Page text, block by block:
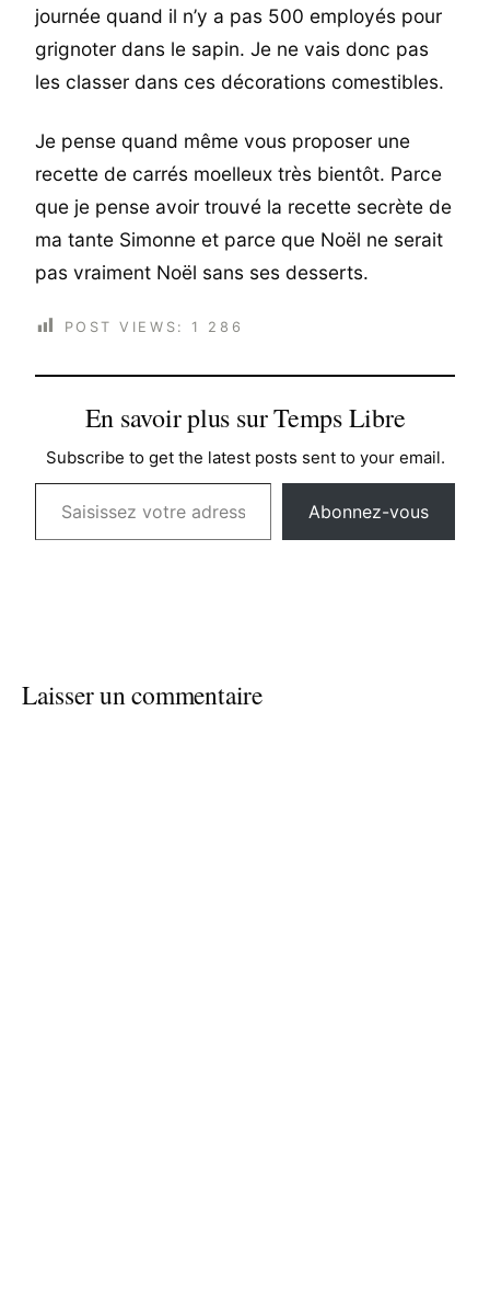
journée quand il n’y a pas 500 employés pour
grignoter dans le sapin. Je ne vais donc pas
les classer dans ces décorations comestibles.
Je pense quand même vous proposer une
recette de carrés moelleux très bientôt. Parce
que je pense avoir trouvé la recette secrète de
ma tante Simonne et parce que Noël ne serait
pas vraiment Noël sans ses desserts.
POST VIEWS: 1 286
En savoir plus sur Temps Libre
Subscribe to get the latest posts sent to your email.
Saisissez votre adresse e-mail…
Abonnez-vous
Laisser un commentaire